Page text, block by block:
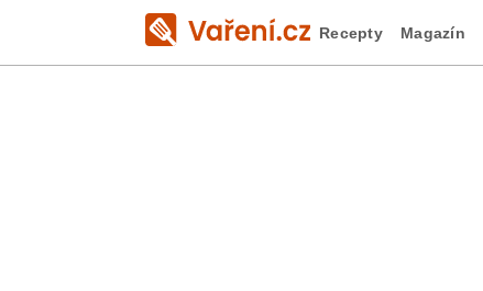
Recepty Magazín